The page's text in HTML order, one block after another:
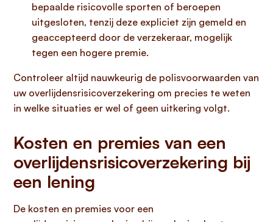
bepaalde risicovolle sporten of beroepen
uitgesloten, tenzij deze expliciet zijn gemeld en
geaccepteerd door de verzekeraar, mogelijk
tegen een hogere premie.
Controleer altijd nauwkeurig de polisvoorwaarden van
uw overlijdensrisicoverzekering om precies te weten
in welke situaties er wel of geen uitkering volgt.
Kosten en premies van een
overlijdensrisicoverzekering bij
een lening
De kosten en premies voor een